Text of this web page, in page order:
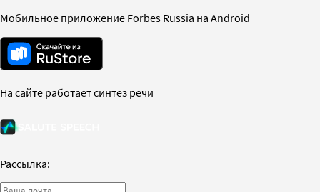
Мобильное приложение Forbes Russia на Android
На сайте работает синтез речи
Рассылка: